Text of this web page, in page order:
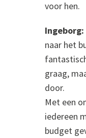
voor hen.
Ingeborg:
naar het
graag,
door.
Met een
iedereen
budget